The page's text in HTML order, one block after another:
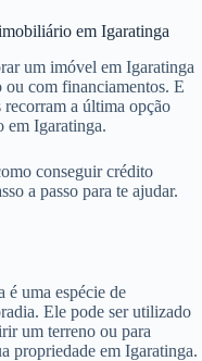
em Igaratinga
um imóvel em Igaratinga
ou com financiamentos. E
recorram a última opção
em Igaratinga.
conseguir crédito
a passo para te ajudar.
uma espécie de
Ele pode ser utilizado
um terreno ou para
propriedade em Igaratinga.